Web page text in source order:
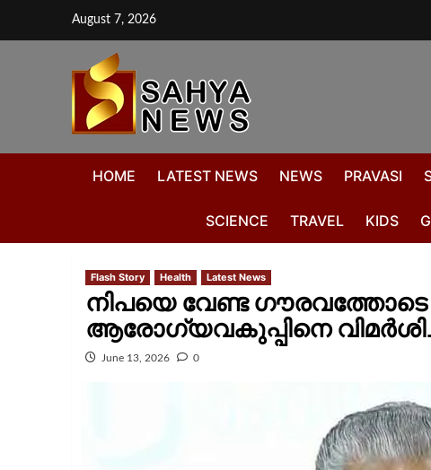
August 7, 2026
HOME LATEST NEWS NEWS PRAVASI
SCIENCE TRAVEL KIDS
Flash Story Health Latest News
നിപയെ വേണ്ട
ആരോഗ്യവകുപ്പിനെ
June 13, 2026 0